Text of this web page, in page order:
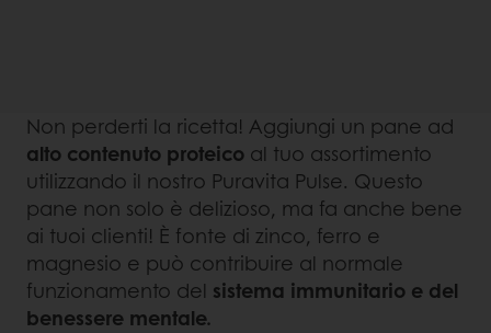
Non perderti la ricetta! Aggiungi un pane ad
alto contenuto proteico al tuo assortimento
utilizzando il nostro Puravita Pulse. Questo
pane non solo è delizioso, ma fa anche bene
ai tuoi clienti! È fonte di zinco, ferro e
magnesio e può contribuire al normale
funzionamento del sistema immunitario e del
benessere mentale.